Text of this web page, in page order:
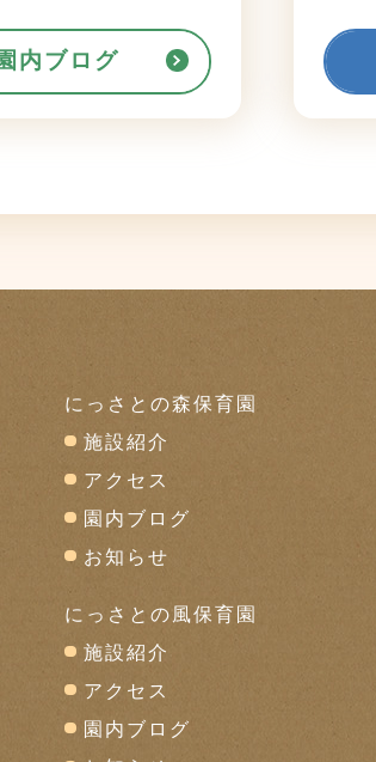
内ブログ
にっさとの森保育園
施設紹介
アクセス
園内ブログ
お知らせ
にっさとの風保育園
施設紹介
アクセス
園内ブログ